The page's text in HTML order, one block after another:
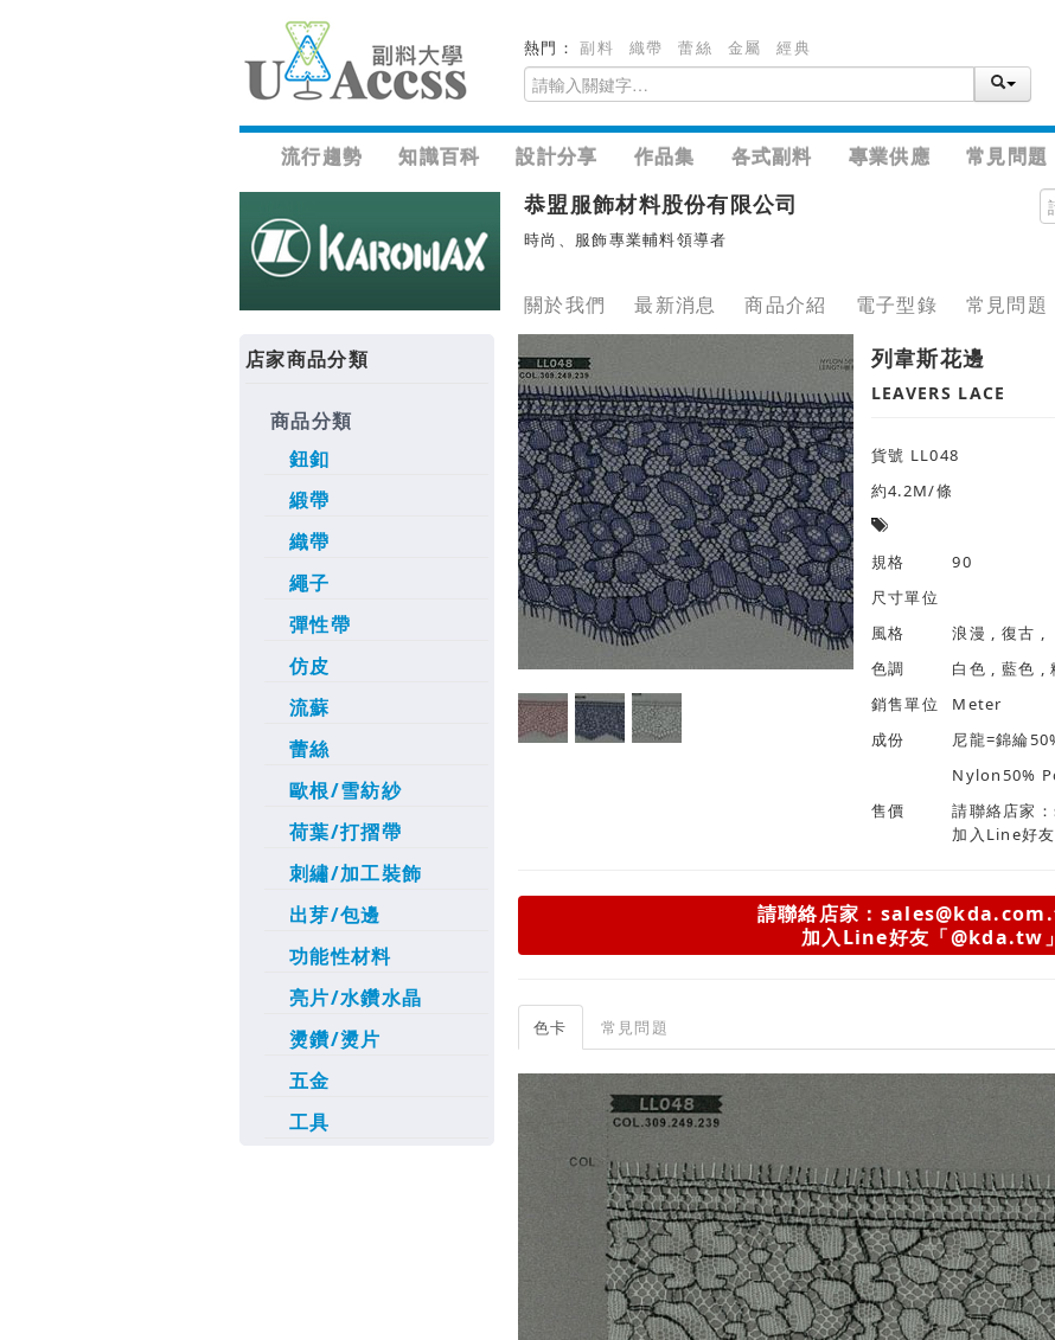
熱門：副料 織帶 蕾絲 金屬 經典
流行趨勢 知識百科 設計分享 作品集 各式副料 專業供應 常見問題
恭盟服飾材料股份有限公司
時尚、服飾專業輔料領導者
關於我們 最新消息 商品介紹 電子型錄 常見問題
店家商品分類
商品分類
鈕釦
緞帶
織帶
繩子
彈性帶
仿皮
流蘇
蕾絲
歐根/雪紡紗
荷葉/打摺帶
刺繡/加工裝飾
出芽/包邊
功能性材料
亮片/水鑽水晶
燙鑽/燙片
五金
工具
列韋斯花邊
LEAVERS LACE
貨號 LL048
約4.2M/條
規格
90
尺寸單位
風格
浪漫 , 復古 ,
色調
銷售單位
成份
尼龍=錦綸
Nylon50%
售價
請聯絡店家
加入Line好
請聯絡店家：
加入Line好友「@kda.tw」
色卡 常見問題